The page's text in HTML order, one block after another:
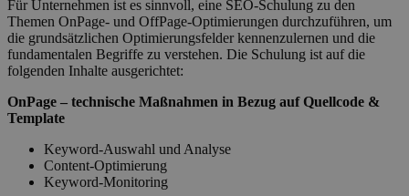
Für Unternehmen ist es sinnvoll, eine SEO-Schulung zu den
Themen OnPage- und OffPage-Optimierungen durchzuführen, um
die grundsätzlichen Optimierungsfelder kennenzulernen und die
fundamentalen Begriffe zu verstehen. Die Schulung ist auf die
folgenden Inhalte ausgerichtet:
OnPage – technische Maßnahmen in Bezug auf Quellcode &
Template
Keyword-Auswahl und Analyse
Content-Optimierung
Keyword-Monitoring